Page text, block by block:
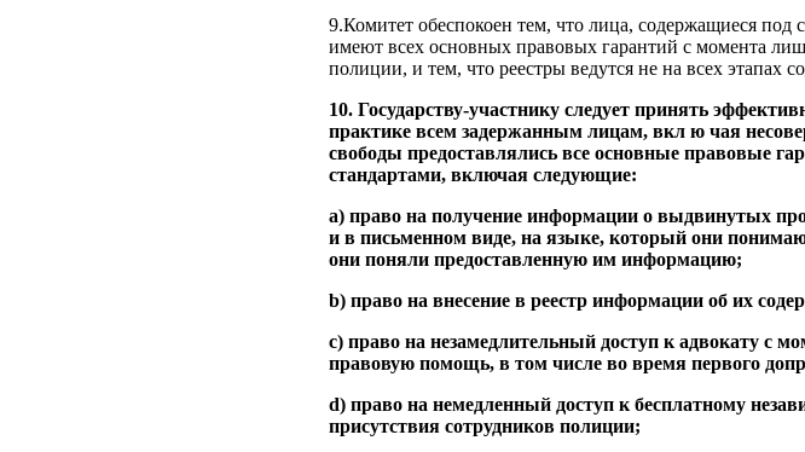
9.Комитет обеспокоен тем, что лица, содержащиеся
имеют всех основных правовых гарантий с момента
полиции, и тем, что реестры ведутся не на всех этапах
10. Государству-участнику следует принять
практике всем задержанным лицам, вкл ю чая
свободы предоставлялись все основные правовые
стандартами, включая следующие:
a) право на получение информации о выдвинутых
и в письменном виде, на языке, который они
они поняли предоставленную им информацию;
b) право на внесение в реестр информации об их
с) право на незамедлительный доступ к адвокату с
правовую помощь, в том числе во время первого
d) право на немедленный доступ к бесплатному
присутствия сотрудников полиции;